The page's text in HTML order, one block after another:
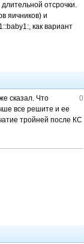
отсрочки.
яичников) и
как вариант
0
сказал. Что
все решите и ее
тройней после КС